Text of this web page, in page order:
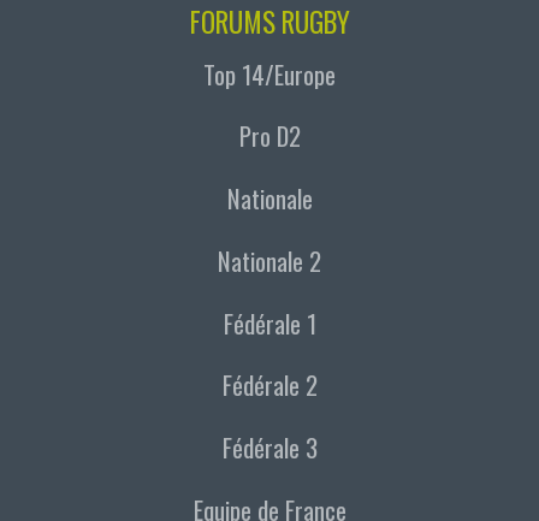
FORUMS RUGBY
Top 14/Europe
Pro D2
Nationale
Nationale 2
Fédérale 1
Fédérale 2
Fédérale 3
Equipe de France